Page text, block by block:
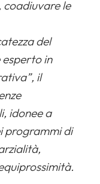
coadiuvare le
del
in
il
idonee a
programmi di